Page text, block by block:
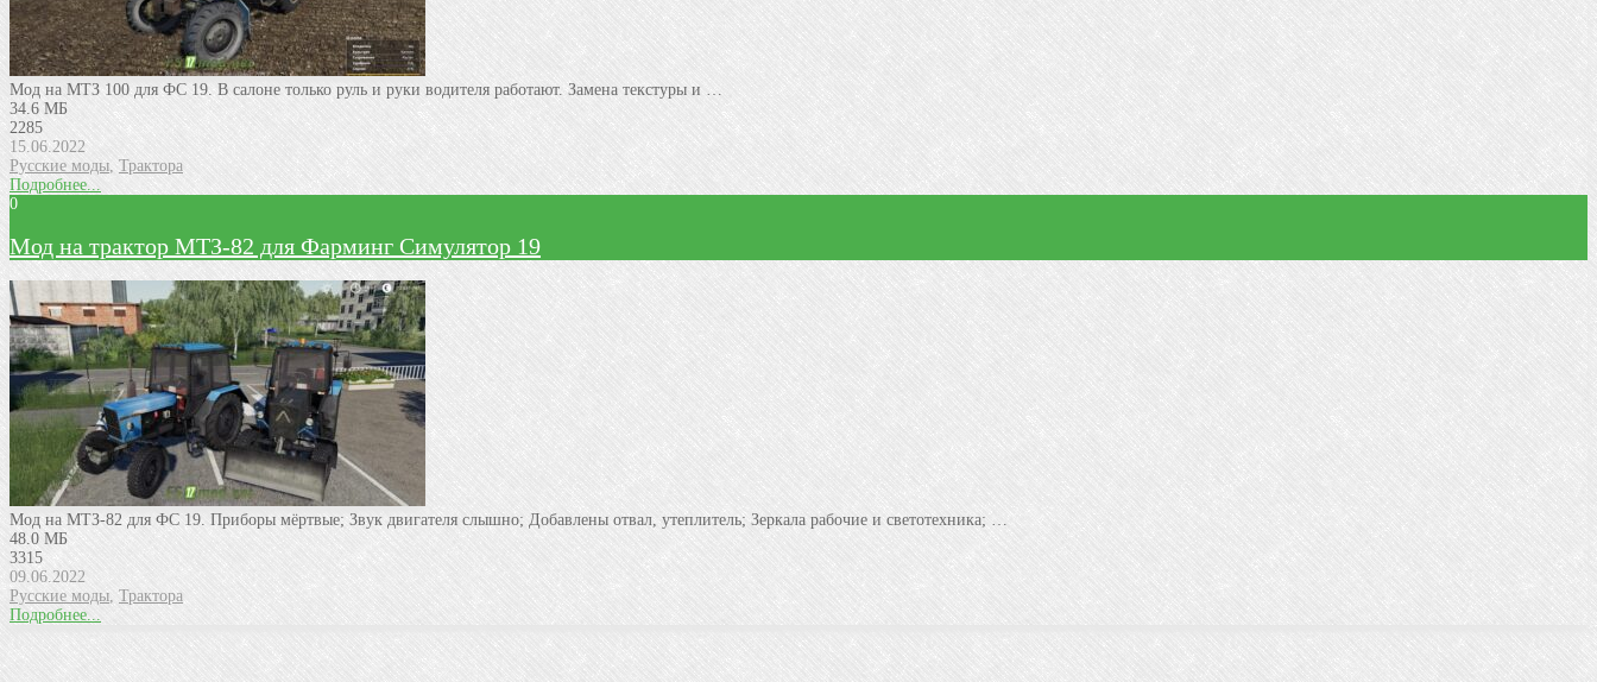
Мод на МТЗ 100 для ФС 19. В салоне только руль и руки водителя работают. Замена текстуры и …
34.6 МБ
2285
15.06.2022
Русские моды ,Трактора
Подробнее...
0
Мод на трактор МТЗ-82 для Фарминг Симулятор 19
Мод на МТЗ-82 для ФС 19. Приборы мёртвые; Звук двигателя слышно; Добавлены отвал, утеплитель; Зеркала рабочие и светотехника; …
48.0 МБ
3315
09.06.2022
Русские моды ,Трактора
Подробнее...